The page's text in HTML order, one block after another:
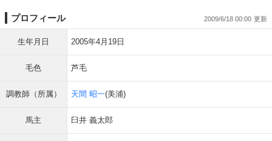
プロフィール 2009/6/18 00:00
生年月日 2005年4月19日
毛色 芦毛
調教師（所属） 天間 昭一(美浦)
馬主 臼井 義太郎